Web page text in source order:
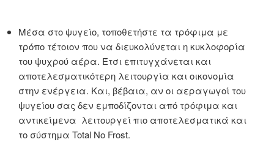
Μέσα στο ψυγείο, τοποθετήστε τα τρόφιμα με
τρόπο τέτοιον που να διευκολύνεται η κυκλοφορία
του ψυχρού αέρα. Έτσι επιτυγχάνεται και
αποτελεσματικότερη λειτουργία και οικονομία
στην ενέργεια. Και, βέβαια, αν οι αεραγωγοί του
ψυγείου σας δεν εμποδίζονται από τρόφιμα και
αντικείμενα λειτουργεί πιο αποτελεσματικά και
το σύστημα Total No Frost.